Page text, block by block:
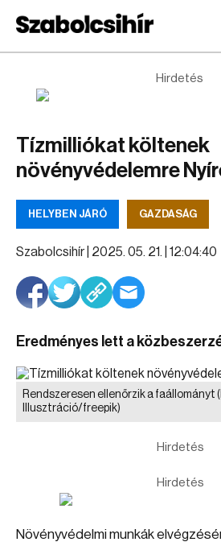
Hirdetés
Tízmilliókat költenek
növényvédelemre
HELYBEN JÁRÓ GAZDASÁG
Szabolcsihír | 2025. 05. 21. | 12:04:40
Eredményes lett a
Rendszeresen ellenőrzik a faállományt
Illusztráció/freepik)
Hirdetés
Hirdetés
Növényvédelmi munkák